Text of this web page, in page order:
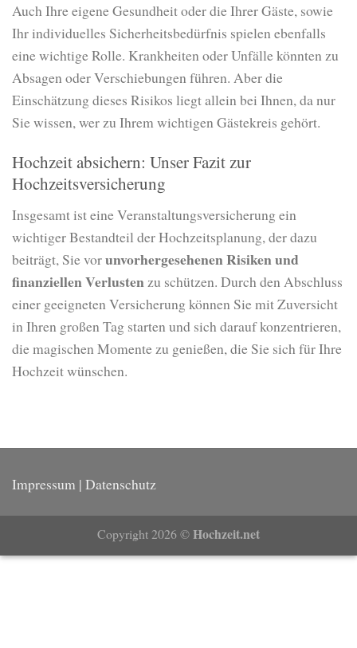
Auch Ihre eigene Gesundheit oder die Ihrer Gäste, sowie
Ihr individuelles Sicherheitsbedürfnis spielen ebenfalls
eine wichtige Rolle. Krankheiten oder Unfälle könnten zu
Absagen oder Verschiebungen führen. Aber die
Einschätzung dieses Risikos liegt allein bei Ihnen, da nur
Sie wissen, wer zu Ihrem wichtigen Gästekreis gehört.
Hochzeit absichern: Unser Fazit zur
Hochzeitsversicherung
Insgesamt ist eine Veranstaltungsversicherung ein
wichtiger Bestandteil der Hochzeitsplanung, der dazu
beiträgt, Sie vorunvorhergesehenen Risiken und
finanziellen Verlusten zu schützen. Durch den Abschluss
einer geeigneten Versicherung können Sie mit Zuversicht
in Ihren großen Tag starten und sich darauf konzentrieren,
die magischen Momente zu genießen, die Sie sich für Ihre
Hochzeit wünschen.
Impressum | Datenschutz
Copyright 2026 ©Hochzeit.net